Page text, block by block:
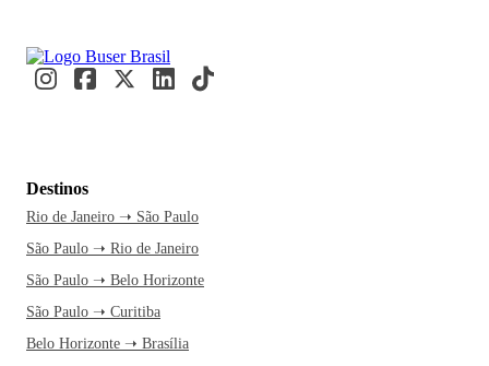
Destinos
Rio de Janeiro ➝ São Paulo
São Paulo ➝ Rio de Janeiro
São Paulo ➝ Belo Horizonte
São Paulo ➝ Curitiba
Belo Horizonte ➝ Brasília